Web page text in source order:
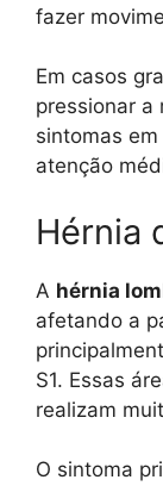
fazer
Em casos
pressionar a
sintomas em
atenção
Hérnia
A hérnia
afetando a
S1. Essas
realizam
O sintoma